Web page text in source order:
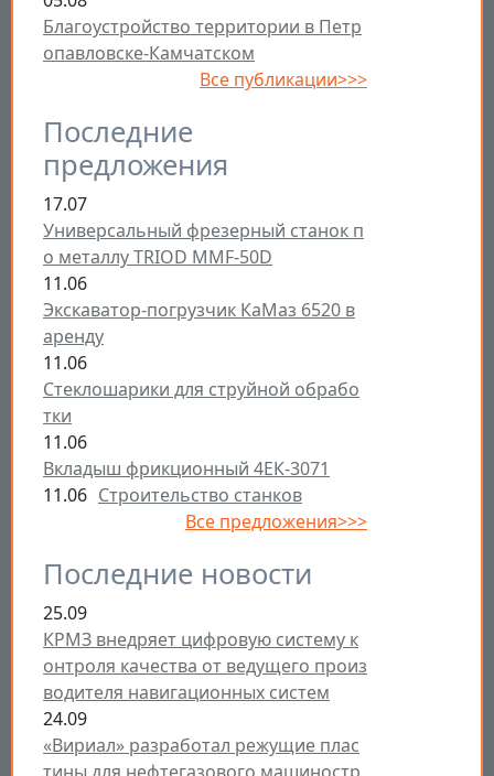
Благоустройство территории в Петр
опавловске-Камчатском
Все публикации>>>
Последние
предложения
17.07
Универсальный фрезерный станок п
о металлу TRIOD MMF-50D
11.06
Экскаватор-погрузчик КаМаз 6520 в
аренду
11.06
Стеклошарики для струйной обрабо
тки
11.06
Вкладыш фрикционный 4ЕК-3071
11.06 Строительство станков
Все предложения>>>
Последние новости
25.09
КРМЗ внедряет цифровую систему к
онтроля качества от ведущего произ
водителя навигационных систем
24.09
«Вириал» разработал режущие плас